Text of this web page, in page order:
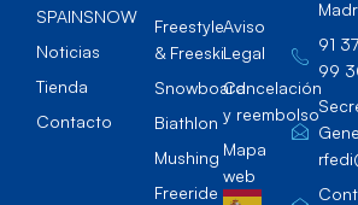
SPAINSNOW
Noticias
Tienda
Contacto
Freestyle
& Freeski
Snowboard
Biathlon
Mushing
Freeride
Aviso
Legal
Cancelación
y reembolso
Mapa
web
91
99